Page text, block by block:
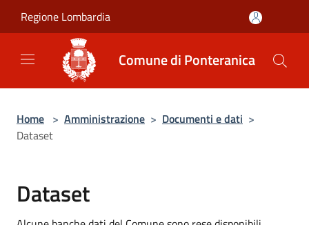
Regione Lombardia
Comune di Ponteranica
Home > Amministrazione > Documenti e dati >
Dataset
Dataset